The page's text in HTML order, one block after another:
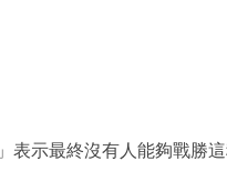
示最終沒有人能夠戰勝